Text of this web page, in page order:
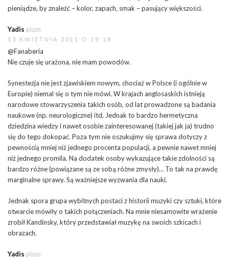
pieniądze, by znaleźć – kolor, zapach, smak – pasujący większości.
Yadis pisze:
13 KWIETNIA 2011 O 19:18
@Fanaberia
Nie czuje się urażona, nie mam powodów.
Synestezja nie jest zjawiskiem nowym, chociaż w Polsce (i ogólnie w
Europie) niemal się o tym nie mówi. W krajach anglosaskich istnieją
narodowe stowarzyszenia takich osób, od lat prowadzone są badania
naukowe (np. neurologiczne) itd. Jednak to bardzo hermetyczna
dziedzina wiedzy i nawet osobie zainteresowanej (takiej jak ja) trudno
się do tego dokopać. Poza tym nie oszukujmy się sprawa dotyczy z
pewnością mniej niż jednego procenta populacji, a pewnie nawet mniej
niż jednego promila. Na dodatek osoby wykazujące takie zdolności są
bardzo różne (powiązane są ze sobą różne zmysły)… To tak na prawdę
marginalne sprawy. Są ważniejsze wyzwania dla nauki.
Jednak spora grupa wybitnych postaci z historii muzyki czy sztuki, które
otwarcie mówiły o takich połączeniach. Na mnie niesamowite wrażenie
zrobił Kandinsky, który przedstawiał muzykę na swoich szkicach i
obrazach.
Yadis pisze: